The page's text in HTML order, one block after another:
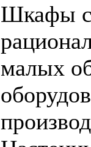
Шкафы
малых